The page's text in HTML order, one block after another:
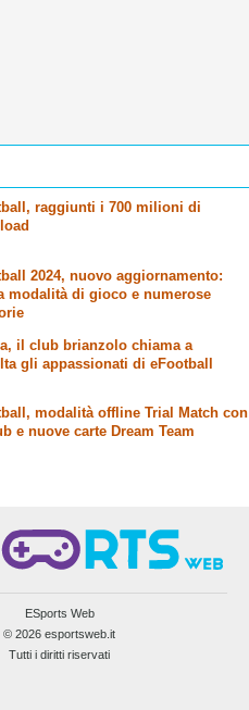
raggiunti i 700 milioni di
2024, nuovo aggiornamento:
modalità di gioco e numerose
il club brianzolo chiama a
gli appassionati di eFootball
modalità offline Trial Match con
e nuove carte Dream Team
ESports Web
© 2026 esportsweb.it
Tutti i diritti riservati